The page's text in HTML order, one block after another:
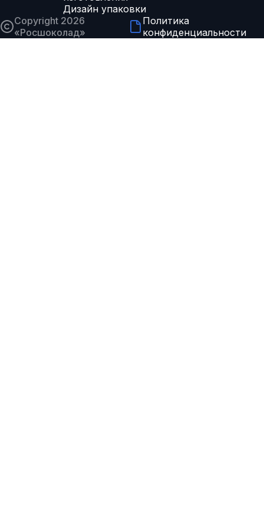
Дизайн упаковки
Copyright 2026
«Росшоколад»
Политика
конфиденциальности